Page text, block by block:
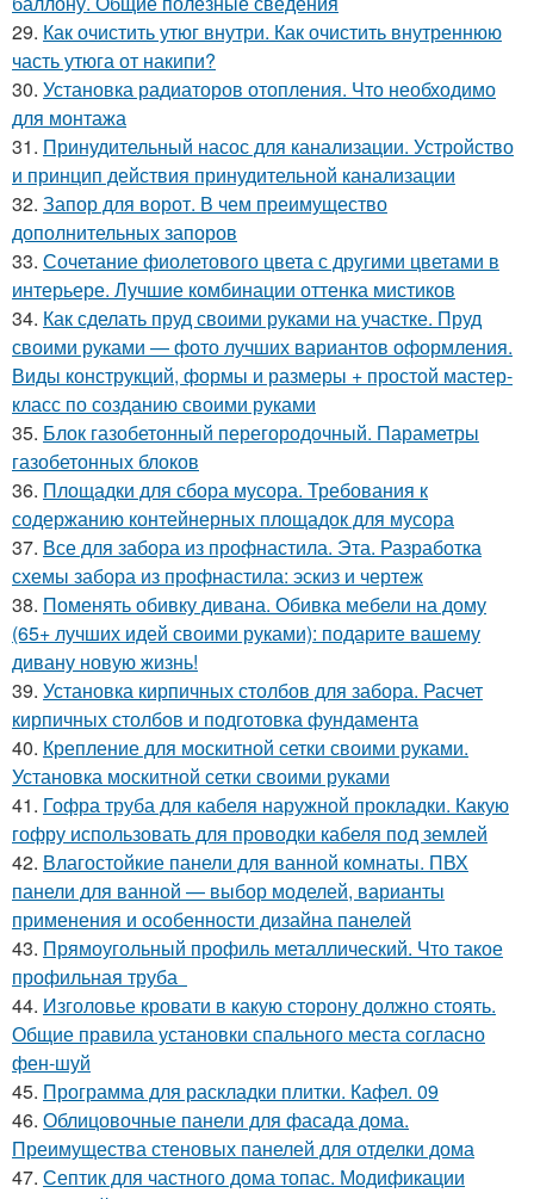
29. Как очистить утюг внутри. Как очистить внутреннюю
часть утюга от накипи?
30. Установка радиаторов отопления. Что необходимо
для монтажа
31. Принудительный насос для канализации. Устройство
и принцип действия принудительной канализации
32. Запор для ворот. В чем преимущество
дополнительных запоров
33. Сочетание фиолетового цвета с другими цветами в
интерьере. Лучшие комбинации оттенка мистиков
34. Как сделать пруд своими руками на участке. Пруд
своими руками — фото лучших вариантов оформления.
Виды конструкций, формы и размеры + простой мастер-
класс по созданию своими руками
35. Блок газобетонный перегородочный. Параметры
газобетонных блоков
36. Площадки для сбора мусора. Требования к
содержанию контейнерных площадок для мусора
37. Все для забора из профнастила. Эта. Разработка
схемы забора из профнастила: эскиз и чертеж
38. Поменять обивку дивана. Обивка мебели на дому
(65+ лучших идей своими руками): подарите вашему
дивану новую жизнь!
39. Установка кирпичных столбов для забора. Расчет
кирпичных столбов и подготовка фундамента
40. Крепление для москитной сетки своими руками.
Установка москитной сетки своими руками
41. Гофра труба для кабеля наружной прокладки. Какую
гофру использовать для проводки кабеля под землей
42. Влагостойкие панели для ванной комнаты. ПВХ
панели для ванной — выбор моделей, варианты
применения и особенности дизайна панелей
43. Прямоугольный профиль металлический. Что такое
профильная труба
44. Изголовье кровати в какую сторону должно стоять.
Общие правила установки спального места согласно
фен-шуй
45. Программа для раскладки плитки. Кафел. 09
46. Облицовочные панели для фасада дома.
Преимущества стеновых панелей для отделки дома
47. Септик для частного дома топас. Модификации